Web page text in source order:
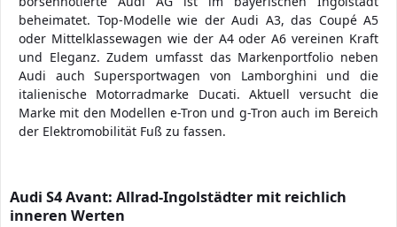
beheimatet. Top-Modelle wie der Audi A3, das Coupé A5
oder Mittelklassewagen wie der A4 oder A6 vereinen Kraft
und Eleganz. Zudem umfasst das Markenportfolio neben
Audi auch Supersportwagen von Lamborghini und die
italienische Motorradmarke Ducati. Aktuell versucht die
Marke mit den Modellen e-Tron und g-Tron auch im Bereich
der Elektromobilität Fuß zu fassen.
Audi S4 Avant: Allrad-Ingolstädter mit reichlich
inneren Werten